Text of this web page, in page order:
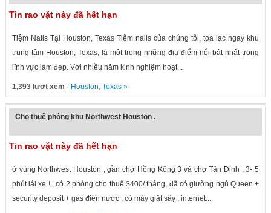
Tin rao vặt này đã hết hạn
Tiệm Nails Tại Houston, Texas Tiệm nails của chúng tôi, tọa lạc ngay khu
trung tâm Houston, Texas, là một trong những địa điểm nổi bật nhất trong
lĩnh vực làm đẹp. Với nhiều năm kinh nghiệm hoạt...
1,393 lượt xem · Houston, Texas»
Cho thuê phòng khu Northwest Houston .
Tin rao vặt này đã hết hạn
ở vùng Northwest Houston , gần chợ Hồng Kông 3 và chợ Tân Định , 3- 5
phút lái xe ! , có 2 phòng cho thuê $400/ tháng, đã có giường ngủ Queen +
security deposit + gas điện nước , có máy giặt sấy , internet...